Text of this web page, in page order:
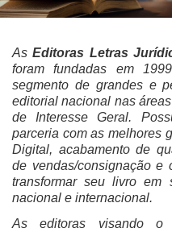
AsEditoras Letras
foram fundadas em
segmento de grandes e
editorial nacional nas
de Interesse Geral.
parceria com as melhores
Digital, acabamento de
de vendas/consignação e
transformar seu livro em
nacional e internacional.
As editoras visando o